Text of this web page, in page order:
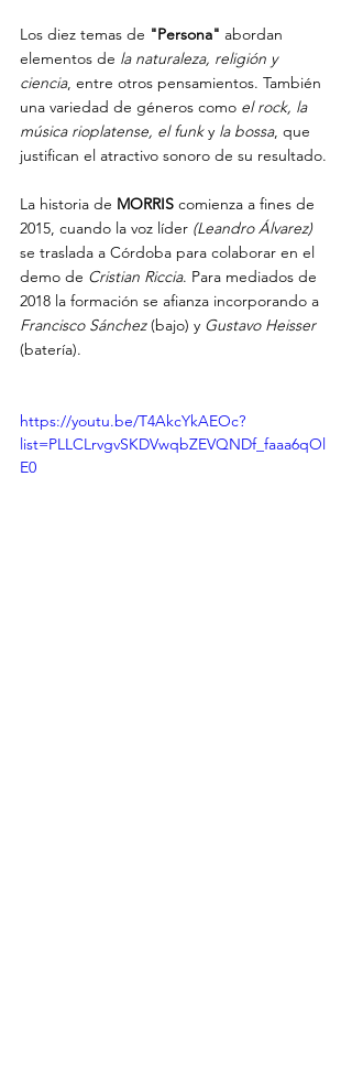
Los diez temas de "Persona" abordan
elementos de la naturaleza, religión y
ciencia, entre otros pensamientos. También
una variedad de géneros como el rock, la
música rioplatense, el funk y la bossa, que
justifican el atractivo sonoro de su resultado.
La historia de MORRIS comienza a fines de
2015, cuando la voz líder (Leandro Álvarez)
se traslada a Córdoba para colaborar en el
demo de Cristian Riccia. Para mediados de
2018 la formación se afianza incorporando a
Francisco Sánchez (bajo) y Gustavo Heisser
(batería).
https://youtu.be/T4AkcYkAEOc?
list=PLLCLrvgvSKDVwqbZEVQNDf_faaa6qOl
E0